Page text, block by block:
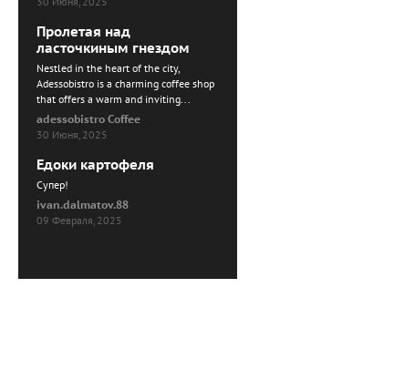
Пролетая над
ласточкиным гнездом
Nestled in the heart of the city,
Adessobistro is a charming coffee shop
that offers a warm and inviting...
adessobistro Coffee
30 Июня, 2025
Едоки картофеля
Cупер!
ivan.dalmatov.88
09 Февраля, 2025